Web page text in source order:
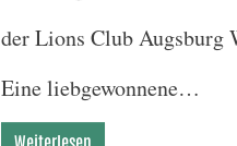
der Lions Club Augsburg
Eine liebgewonnene…